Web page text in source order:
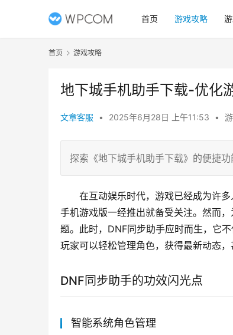
首页 游戏攻略
首页 游戏攻略
地下城手机助手下载-优化
文章客服 • 2025年6月28日 上午11:53 •
探索《地下城手机助手下载》的便捷
在互动娱乐时代，游戏已经成为许
手机游戏版一经推出就备受关注。然而
题。此时，DNF同步助手应时而生，它
玩家可以轻松管理角色，获得最新动态
DNF同步助手的功效闪光点
智能系统角色管理